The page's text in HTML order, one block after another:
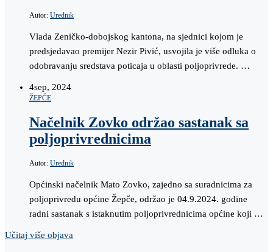
Autor: Urednik
Vlada Zeničko-dobojskog kantona, na sjednici kojom je
predsjedavao premijer Nezir Pivić, usvojila je više odluka o
odobravanju sredstava poticaja u oblasti poljoprivrede. …
4sep, 2024
ŽEPČE
Načelnik Zovko održao sastanak sa
poljoprivrednicima
Autor: Urednik
Općinski načelnik Mato Zovko, zajedno sa suradnicima za
poljoprivredu općine Žepče, održao je 04.9.2024. godine
radni sastanak s istaknutim poljoprivrednicima općine koji …
Učitaj više objava